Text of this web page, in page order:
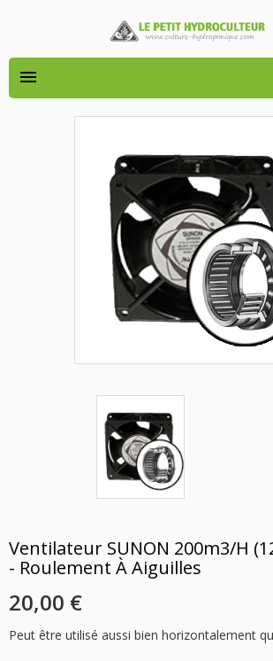

Ventilateur SUNON 200m3/h
- Roulement À Aiguilles
20,00 €
Peut être utilisé aussi bien horizontalement